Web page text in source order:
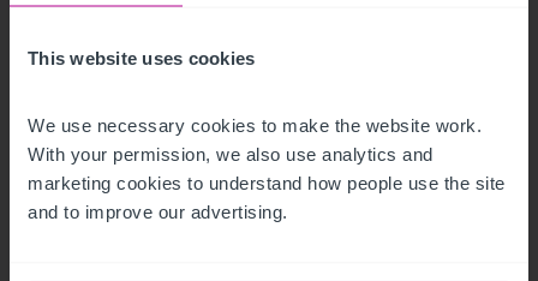
This website uses cookies
We use necessary cookies to make the website work.
With your permission, we also use analytics and
marketing cookies to understand how people use the site
and to improve our advertising.